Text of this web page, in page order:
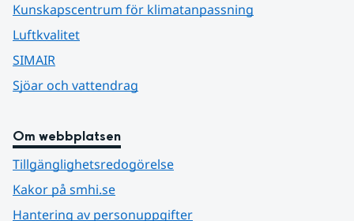
Kunskapscentrum för klimatanpassning
Luftkvalitet
SIMAIR
Sjöar och vattendrag
Om webbplatsen
Tillgänglighetsredogörelse
Kakor på smhi.se
Hantering av personuppgifter